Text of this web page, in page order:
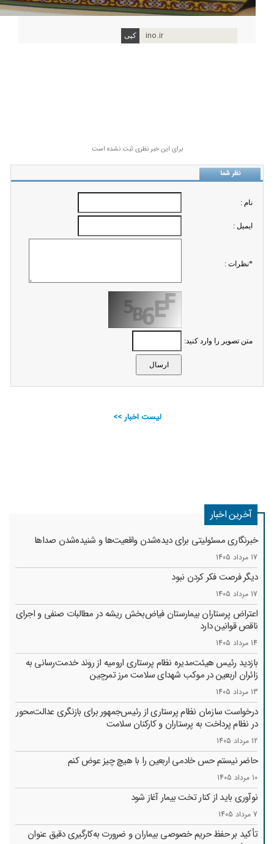
ino.ir
برای این خبر نظری ثبت نشده است
نظر شما
نام :
ايميل :
*نظرات :
متن تصویر را وارد کنید:
لیست اخبار >>
آخرین اخبار
خبرنگاری مسئولیتی برای دیده‌شدن واقعیت‌ها و شنیده‌شدن صداها
17 مرداد 1405
دیگر فرصت فکر کردن نبود
17 مرداد 1405
اعتراض پرستاران بیمارستان فیاض‌بخش ریشه در مطالبات صنفی و اجرای
ناقص قوانین دارد
14 مرداد 1405
بازدید رئیس هیئت‌مدیره نظام پرستاری ارومیه از روند خدمت‌رسانی به
زائران اربعین در موکب شهدای سلامت مرز تمرچین
13 مرداد 1405
درخواست سازمان نظام پرستاری از رئیس‌جمهور برای بازنگری عدالت‌محور
در نظام پرداخت به پرستاران و کارکنان سلامت
12 مرداد 1405
حاضر نیستم حس خادمی اربعین را با هیچ چیز عوض کنم
10 مرداد 1405
نوآوری باید از کنار تخت بیمار آغاز شود
7 مرداد 1405
تأکید بر حفظ حریم خصوصی بیماران و ضرورت به‌کارگیری دقیق عنوان